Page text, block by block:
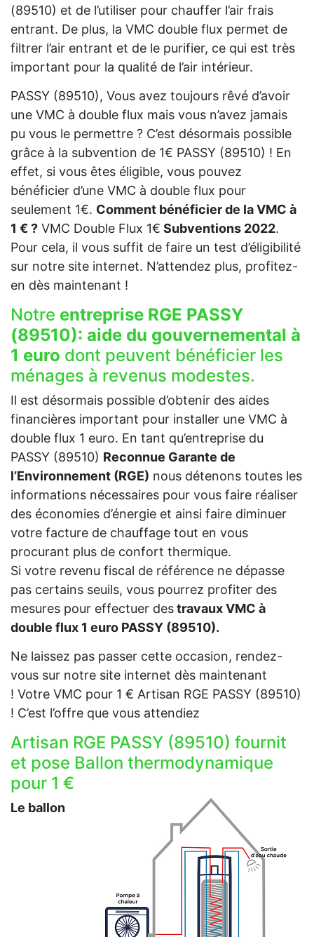
(89510) et de l’utiliser pour chauffer l’air frais
entrant. De plus, la VMC double flux permet de
filtrer l’air entrant et de le purifier, ce qui est très
important pour la qualité de l’air intérieur.
PASSY (89510), Vous avez toujours rêvé d’avoir
une VMC à double flux mais vous n’avez jamais
pu vous le permettre ? C’est désormais possible
grâce à la subvention de 1€ PASSY (89510) ! En
effet, si vous êtes éligible, vous pouvez
bénéficier d’une VMC à double flux pour
seulement 1€. Comment bénéficier de la VMC à
1 € ? VMC Double Flux 1€ Subventions 2022.
Pour cela, il vous suffit de faire un test d’éligibilité
sur notre site internet. N’attendez plus, profitez-
en dès maintenant !
Notre entreprise RGE PASSY
(89510): aide du gouvernemental à
1 euro dont peuvent bénéficier les
ménages à revenus modestes.
Il est désormais possible d’obtenir des aides
financières important pour installer une VMC à
double flux 1 euro. En tant qu’entreprise du
PASSY (89510) Reconnue Garante de
l’Environnement (RGE) nous détenons toutes les
informations nécessaires pour vous faire réaliser
des économies d’énergie et ainsi faire diminuer
votre facture de chauffage tout en vous
procurant plus de confort thermique.
Si votre revenu fiscal de référence ne dépasse
pas certains seuils, vous pourrez profiter des
mesures pour effectuer destravaux VMC à
double flux 1 euro PASSY (89510).
Ne laissez pas passer cette occasion, rendez-
vous sur notre site internet dès maintenant
! Votre VMC pour 1 € Artisan RGE PASSY (89510)
! C’est l’offre que vous attendiez
Artisan RGE PASSY (89510) fournit
et pose Ballon thermodynamique
pour 1 €
Le ballon